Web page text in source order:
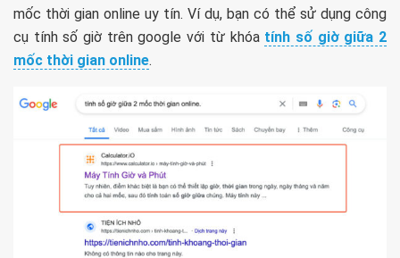
mốc thời gian online uy tín. Ví dụ, bạn có thể sử dụng công
cụ tính số giờ trên google với từ khóa tính số giờ giữa 2
mốc thời gian online.